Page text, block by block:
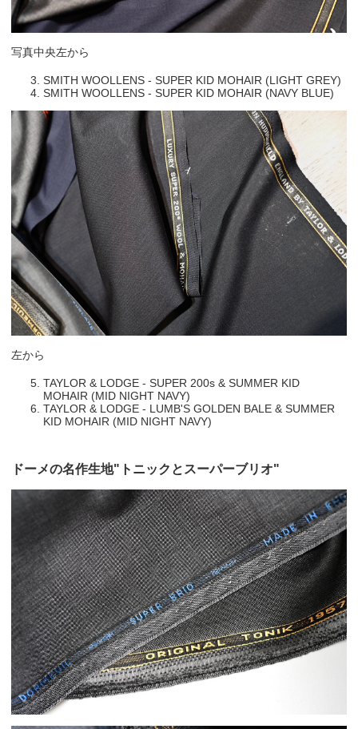
写真中央左から
SMITH WOOLLENS - SUPER KID MOHAIR (LIGHT GREY)
SMITH WOOLLENS - SUPER KID MOHAIR (NAVY BLUE)
左から
TAYLOR & LODGE - SUPER 200s & SUMMER KID
MOHAIR (MID NIGHT NAVY)
TAYLOR & LODGE - LUMB'S GOLDEN BALE & SUMMER
KID MOHAIR (MID NIGHT NAVY)
ドーメの名作生地"トニックとスーパーブリオ"